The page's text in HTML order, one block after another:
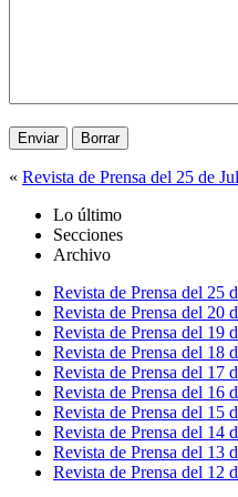
« Revista de Prensa del 25 de
Lo último
Secciones
Archivo
Revista de Prensa del 25
Revista de Prensa del 20
Revista de Prensa del 19
Revista de Prensa del 18
Revista de Prensa del 17
Revista de Prensa del 16
Revista de Prensa del 15
Revista de Prensa del 14
Revista de Prensa del 13
Revista de Prensa del 12